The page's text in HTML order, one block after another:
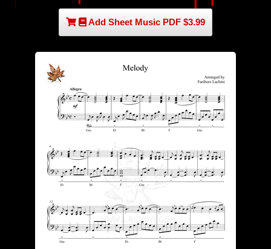
Add Sheet Music PDF $3.99